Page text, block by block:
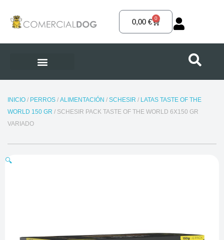
contenido
0,00€ 0
Carrito
INICIO/ PERROS/ ALIMENTACIÓN / SCHESIR / LATAS TASTE OF THE
WORLD 150 GR / SCHESIR PACK TASTE OF THE WORLD 6X150 GR
VARIADO
🔍